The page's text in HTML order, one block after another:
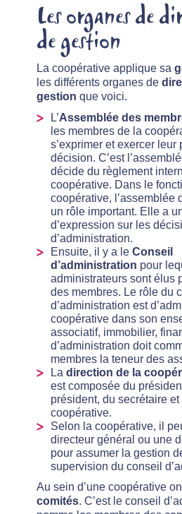
Les organes de
de gestion
La coopérative applique sa
les différents organes de
gestion que voici.
L’Assemblée des
les membres de la
s’exprimer et exercer leur
décision. C’est
décide du règlement
coopérative. Dans le
coopérative, l’assemblée
un rôle important. Elle a
d’expression sur les
d’administration.
Ensuite, il y a leConseil
d’administration pour
administrateurs sont élus
des membres. Le rôle du
d’administration est
coopérative dans son
associatif, immobilier,
d’administration doit
membres la teneur des
Ladirection de la
est composée du
président, du secrétaire
coopérative.
Selon la coopérative, il
directeur général ou une
pour assumer la gestion
supervision du conseil
Au sein d’une coopérative
comités. C’est le conseil